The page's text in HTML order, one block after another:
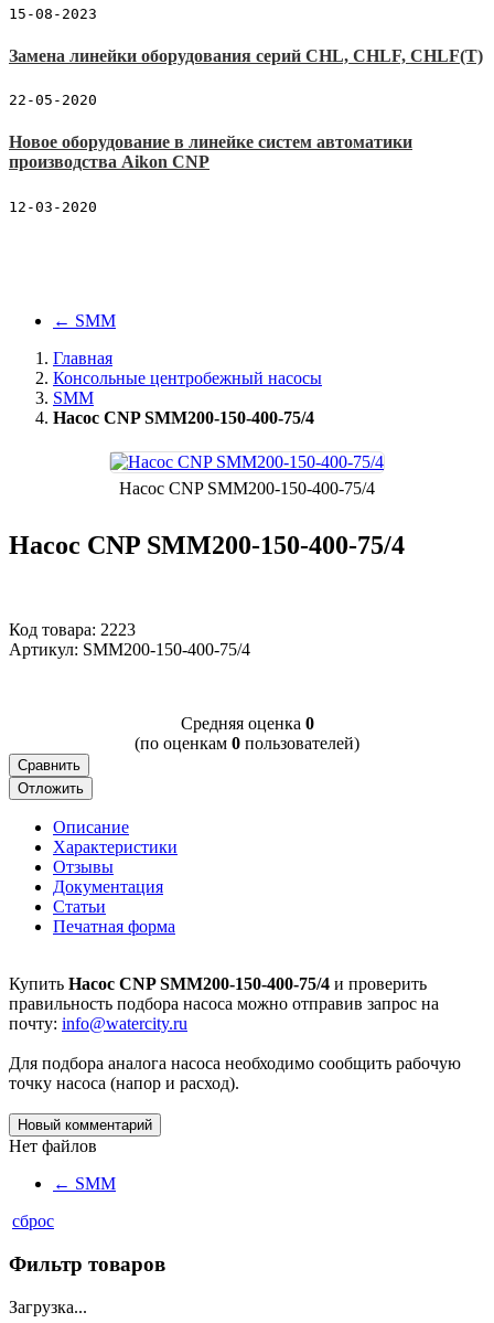
15-08-2023
Замена линейки оборудования серий CHL, CHLF, CHLF(T)
22-05-2020
Новое оборудование в линейке систем автоматики
производства Aikon CNP
12-03-2020
← SMM
Главная
Консольные центробежный насосы
SMM
Насос CNP SMM200-150-400-75/4
Насос CNP SMM200-150-400-75/4
Насос CNP SMM200-150-400-75/4
Код товара: 2223
Артикул: SMM200-150-400-75/4
Cредняя оценка 0
(по оценкам 0 пользователей)
Сравнить
Отложить
Описание
Характеристики
Отзывы
Документация
Статьи
Печатная форма
Купить Насос CNP SMM200-150-400-75/4 и проверить
правильность подбора насоса можно отправив запрос на
почту: info@watercity.ru
Для подбора аналога насоса необходимо сообщить рабочую
точку насоса (напор и расход).
Новый комментарий
Нет файлов
← SMM
сброс
Фильтр товаров
Загрузка...